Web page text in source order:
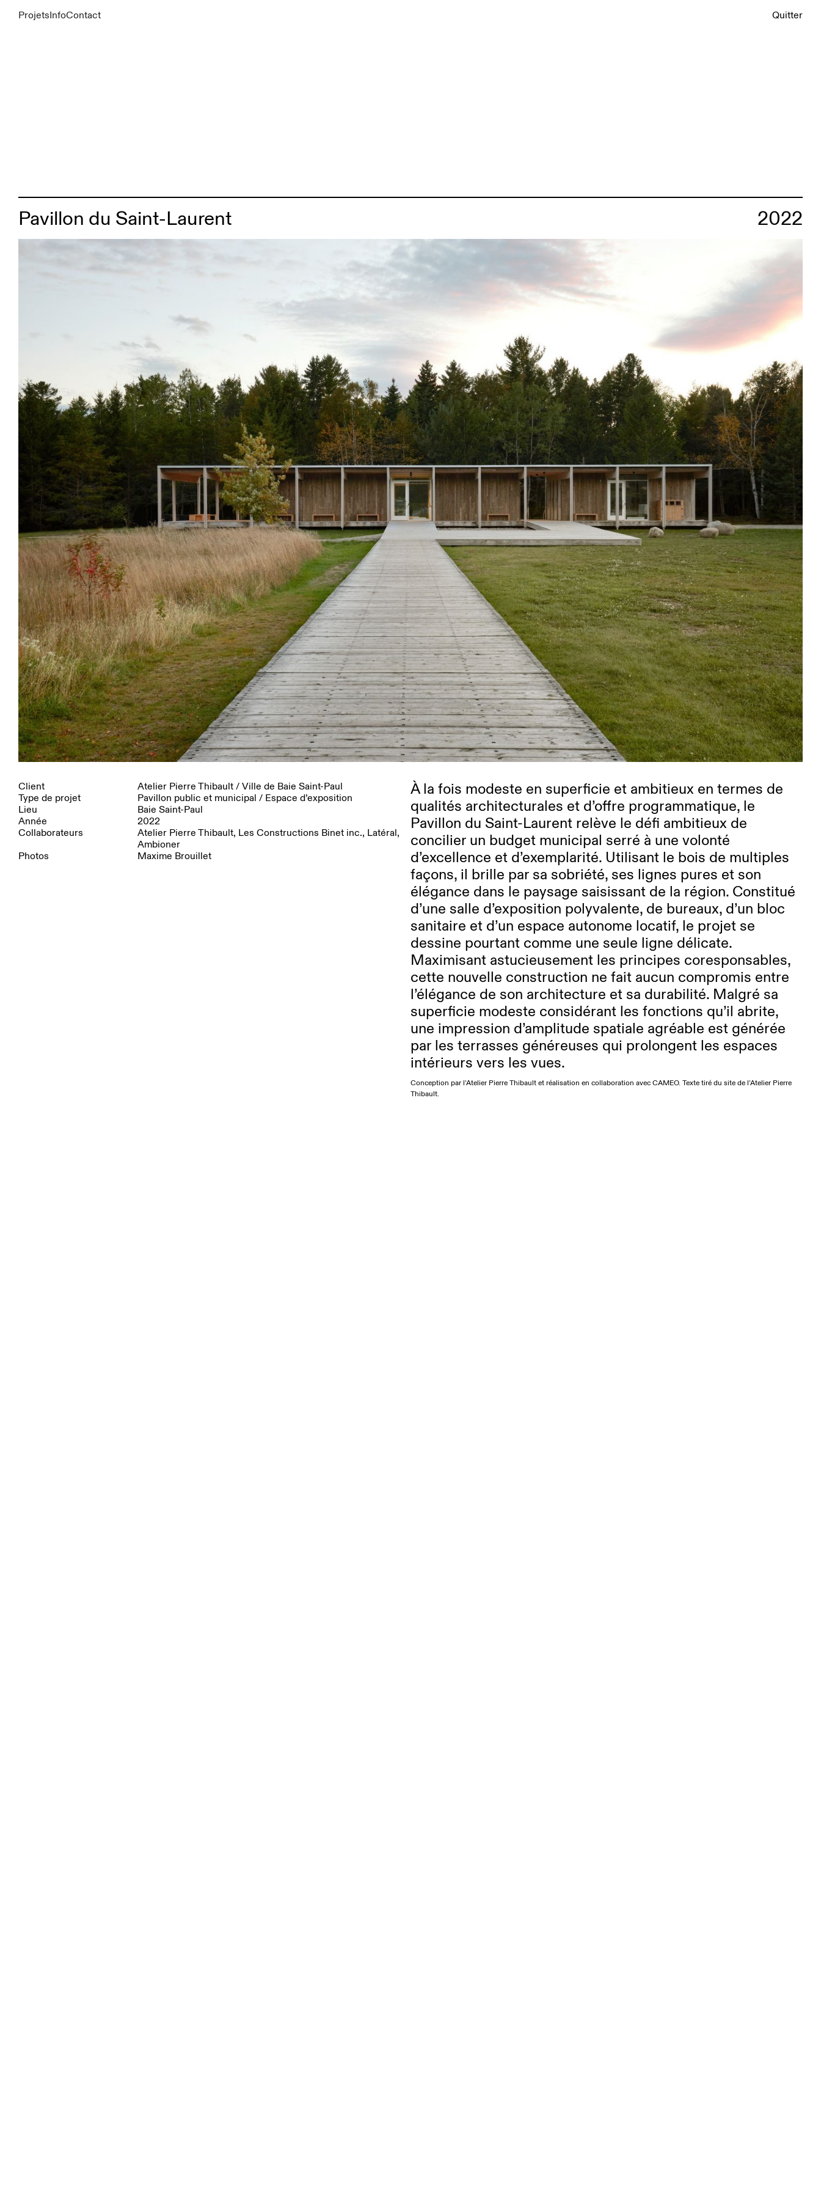
ProjetsInfoContact Quitter
Pavillon du Saint-Laurent 2022
Client
Atelier Pierre Thibault / Ville de Baie Saint-Paul
Type de projet
Pavillon public et municipal / Espace d’exposition
Lieu
Baie Saint-Paul
Année
2022
Collaborateurs
Atelier Pierre Thibault, Les Constructions Binet inc., Latéral,
Ambioner
Photos
Maxime Brouillet
À la fois modeste en superficie et ambitieux en termes de
qualités architecturales et d’offre programmatique, le
Pavillon du Saint-Laurent relève le défi ambitieux de
concilier un budget municipal serré à une volonté
d’excellence et d’exemplarité. Utilisant le bois de multiples
façons, il brille par sa sobriété, ses lignes pures et son
élégance dans le paysage saisissant de la région. Constitué
d’une salle d’exposition polyvalente, de bureaux, d’un bloc
sanitaire et d’un espace autonome locatif, le projet se
dessine pourtant comme une seule ligne délicate.
Maximisant astucieusement les principes coresponsables,
cette nouvelle construction ne fait aucun compromis entre
l’élégance de son architecture et sa durabilité. Malgré sa
superficie modeste considérant les fonctions qu’il abrite,
une impression d’amplitude spatiale agréable est générée
par les terrasses généreuses qui prolongent les espaces
intérieurs vers les vues.
Conception par l’Atelier Pierre Thibault et réalisation en collaboration avec CAMEO. Texte tiré du site de l’Atelier Pierre
Thibault.